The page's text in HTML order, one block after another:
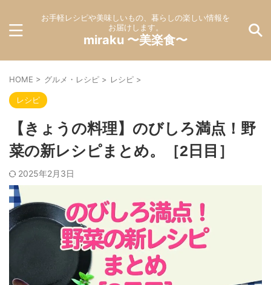
お手軽レシピや美味しいもの、暮らしの楽しい情報を
お届けします。
miraku 〜美楽食〜
HOME > グルメ・レシピ > レシピ >
レシピ
【きょうの料理】のびしろ満点！野
菜の新レシピまとめ。［2日目］
2025年2月3日